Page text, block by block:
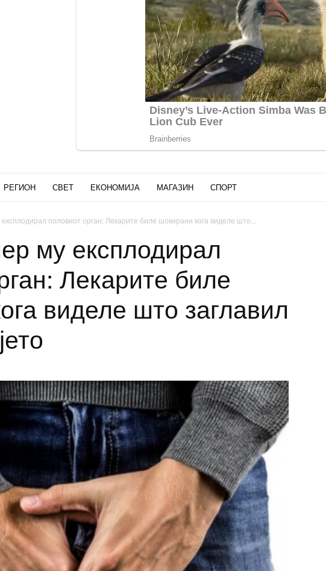
РЕГИОН СВЕТ ЕКОНОМИЈА МАГАЗИН СПОРТ
половиот орган: Лекарите биле шокирани кога виделе што...
му експлодирал
Лекарите биле
виделе што заглавил